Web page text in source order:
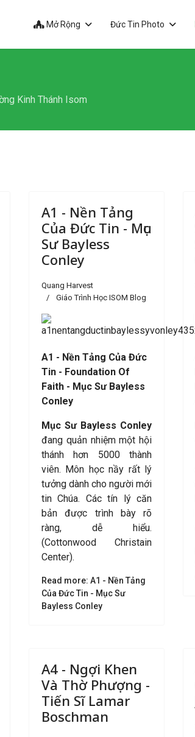
Mở Rộng Đức Tin Photo
Kinh Thánh Isom
A1 - Nền Tảng
Của Đức Tin - Mục
Sư Bayless
Conley
Quang Harvest
Giáo Trình Học ISOM Blog
A1 - Nền Tảng Của Đức
Tin - Foundation Of
Faith - Mục Sư Bayless
Conley
Mục Sư Bayless Conley
đang quản nhiệm một hội
thánh hơn 5000 thành
viên. Môn học nầy rất lý
tưởng dành cho người mới
tin Chúa. Các tín lý căn
bản được trình bày rõ
ràng, dễ hiểu.
(Cottonwood Christain
Center).
Read more: A1 - Nền Tảng
Của Đức Tin - Mục Sư
Bayless Conley
A4 - Ngợi Khen
Và Thờ Phượng -
Tiến Sĩ Lamar
Boschman